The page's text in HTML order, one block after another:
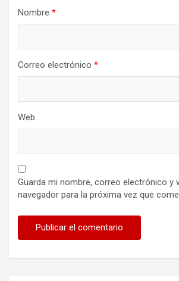
Nombre *
Correo electrónico *
Web
Guarda mi nombre, correo electrónico y
navegador para la próxima vez que